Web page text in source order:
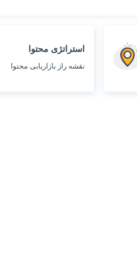
استراتژی محتوا
نقشه راز بازاریابی محتوا